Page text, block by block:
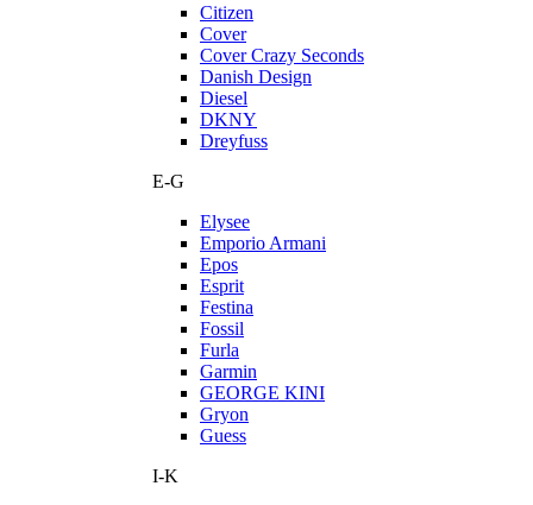
Citizen
Cover
Cover Crazy Seconds
Danish Design
Diesel
DKNY
Dreyfuss
E-G
Elysee
Emporio Armani
Epos
Esprit
Festina
Fossil
Furla
Garmin
GEORGE KINI
Gryon
Guess
I-K